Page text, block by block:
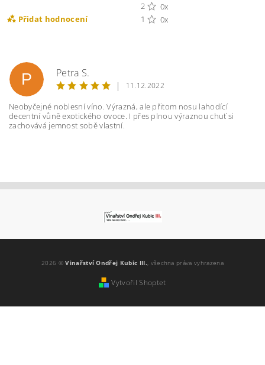
Přidat hodnocení
2
0x
1
0x
ochrany osobních údajů
P
Petra S.
|
11.12.2022
Neobyčejné noblesní víno. Výrazná, ale přitom nosu lahodící
decentní vůně exotického ovoce. I přes plnou výraznou chuť si
zachovává jemnost sobě vlastní.
2026 ©Vinařství Ondřej Kubic III., všechna práva vyhrazena
Vytvořil Shoptet